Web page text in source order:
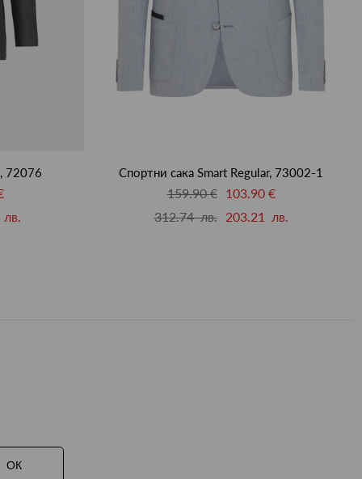
72076 Спортни сака Smart Regular, 73002-1
159.90 €
103.90 €
312.74 лв.
203.21 лв.
ОК